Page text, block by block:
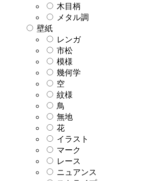
木目柄
メタル調
壁紙
レンガ
市松
模様
幾何学
空
紋様
鳥
無地
花
イラスト
マーク
レース
ニュアンス